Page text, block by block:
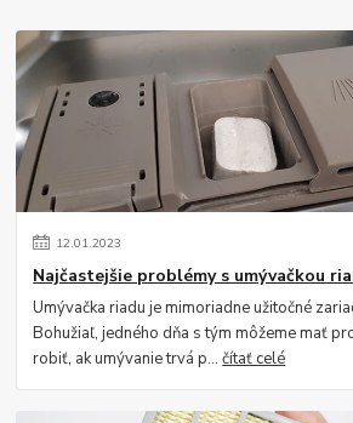
12.01.2023
Najčastejšie problémy s umývačkou
Umývačka riadu je mimoriadne užitočné
Bohužiaľ, jedného dňa s tým môžeme mať
robiť, ak umývanie trvá p...čítať celé